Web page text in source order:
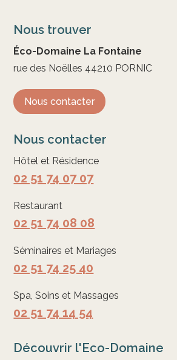
Nous trouver
Éco-Domaine La Fontaine
rue des Noëlles 44210 PORNIC
Nous contacter
Nous contacter
Hôtel et Résidence
02 51 74 07 07
Restaurant
02 51 74 08 08
Séminaires et Mariages
02 51 74 25 40
Spa, Soins et Massages
02 51 74 14 54
Découvrir l'Eco-Domaine